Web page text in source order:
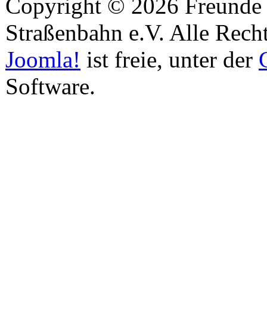
Copyright © 2026
Straßenbahn e.V. Alle
Joomla! ist freie, unter der
Software.